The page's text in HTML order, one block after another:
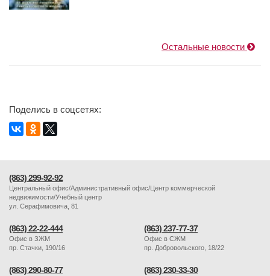
Остальные новости
Поделись в соцсетях:
(863) 299-92-92
Центральный офис/Административный офис/Центр коммерческой
недвижимости/Учебный центр
ул. Серафимовича, 81
(863) 22-22-444
Офис в ЗЖМ
пр. Стачки, 190/16
(863) 237-77-37
Офис в СЖМ
пр. Добровольского, 18/22
(863) 290-80-77 (863) 230-33-30